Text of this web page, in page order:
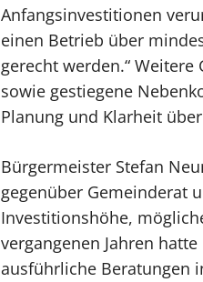
Anfangsinvestitionen
einen Betrieb über
gerecht werden.“
sowie gestiegene
Planung und Klarheit
Bürgermeister Stefan
gegenüber Gemeinderat
Investitionshöhe,
vergangenen Jahren
ausführliche Beratungen